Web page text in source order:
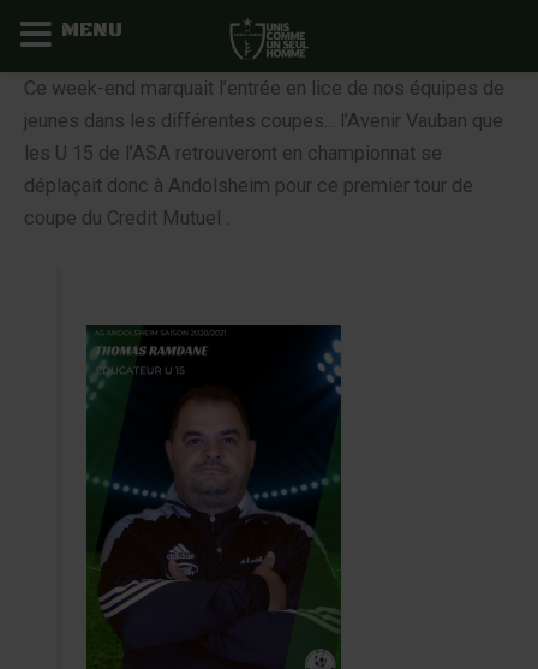
Aller
contenu
Ce week-end marquait l’entrée en lice de nos équipes de
jeunes dans les différentes coupes... l’Avenir Vauban que
les U 15 de l’ASA retrouveront en championnat se
déplaçait donc à Andolsheim pour ce premier tour de
coupe du Credit Mutuel .
MENU